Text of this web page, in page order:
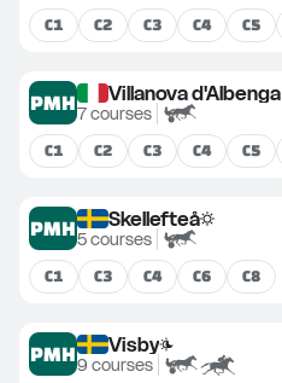
C1 C2 C3 C4 C5
PMH Villanova d'Albenga
7courses
C1 C2 C3 C4 C5
PMH Skellefteå
5courses
C1 C3 C4 C6 C8
PMH Visby
9 courses